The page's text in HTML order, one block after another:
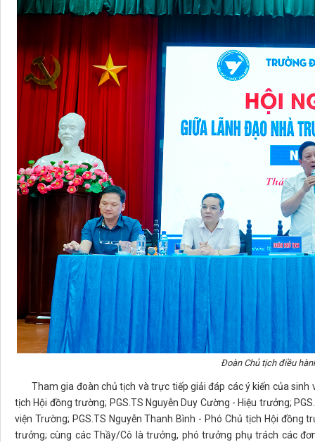
Đoàn Chủ tịch điều
Tham gia đoàn chủ tịch và trực tiếp giải đáp các ý kiến của sinh
tịch Hội đồng trường; PGS.TS Nguyễn Duy Cường - Hiệu trưởng;
viện Trường; PGS.TS Nguyễn Thanh Bình - Phó Chủ tịch Hội đồng
trưởng; cùng các Thầy/Cô là trưởng, phó trưởng phụ trách các